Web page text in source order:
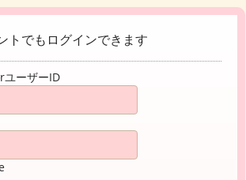
トでもログインできます
ユーザーID